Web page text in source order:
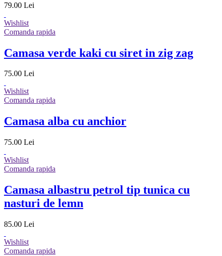
79.00 Lei
Wishlist
Comanda rapida
Camasa verde kaki cu siret in zig zag
75.00 Lei
Wishlist
Comanda rapida
Camasa alba cu anchior
75.00 Lei
Wishlist
Comanda rapida
Camasa albastru petrol tip tunica cu
nasturi de lemn
85.00 Lei
Wishlist
Comanda rapida